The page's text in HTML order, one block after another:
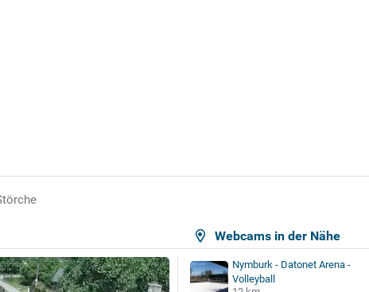
Webcams in der Nähe
Nymburk - Datonet Arena -
Volleyball